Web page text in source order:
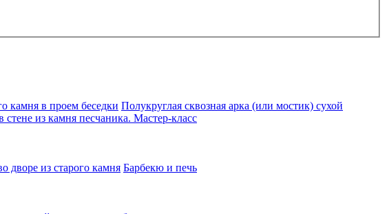
камня в проем беседки Полукруглая сквозная арка (или мостик) сухой
из камня песчаника. Мастер-класс
дворе из старого камня Барбекю и печь